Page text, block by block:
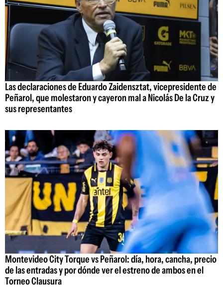
Las declaraciones de Eduardo Zaidensztat, vicepresidente de
Peñarol, que molestaron y cayeron mal a Nicolás De la Cruz y
sus representantes
Montevideo City Torque vs Peñarol: día, hora, cancha, precio
de las entradas y por dónde ver el estreno de ambos en el
Torneo Clausura